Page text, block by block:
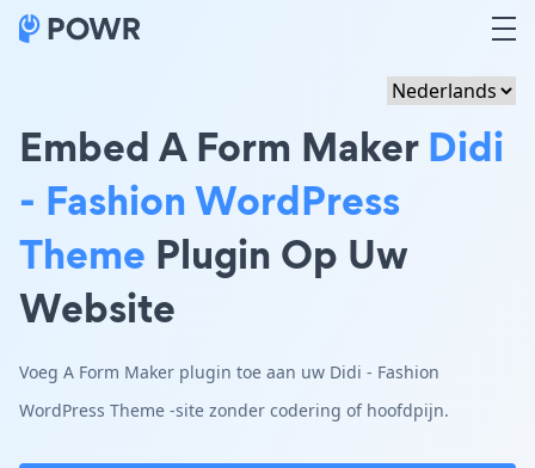
Embed A Form MakerDidi
- Fashion WordPress
Theme Plugin Op Uw
Website
Voeg A Form Maker plugin toe aan uw Didi - Fashion
WordPress Theme -site zonder codering of hoofdpijn.